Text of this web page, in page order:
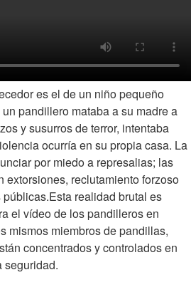
es el de un niño pequeño
pandillero mataba a su madre a
y susurros de terror, intentaba
ocurría en su propia casa. La
por miedo a represalias; las
extorsiones, reclutamiento forzoso
realidad brutal es
el vídeo de los pandilleros en
mismos miembros de pandillas,
concentrados y controlados en
seguridad.